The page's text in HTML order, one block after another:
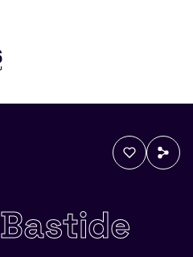
Bastide